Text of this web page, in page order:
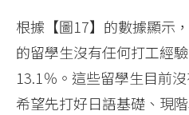
根據【圖17】的數據顯示
的留學生沒有任何打工經
13.1％。這些留學生目前
希望先打好日語基礎、現